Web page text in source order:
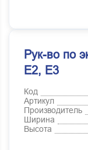
Рук-во по
Е2, Е3
Код
Артикул
Производитель
Ширина
Высота